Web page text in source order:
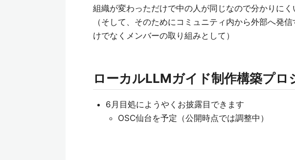
組織が変わっただけで中の人が同じなので分かりに
（そして、そのためにコミュニティ内から外部へ発
けでなくメンバーの取り組みとして）
ローカルLLMガイド制作構築プロ
6月目処にようやくお披露目できます
OSC仙台を予定（公開時点では調整中）